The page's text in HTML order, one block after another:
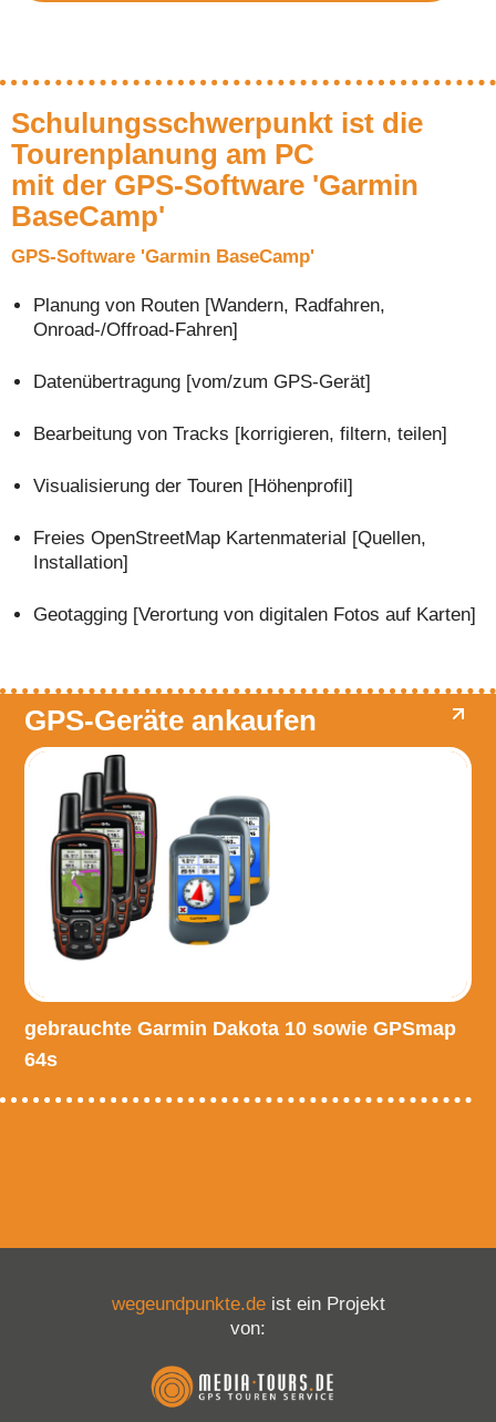
Schulungsschwerpunkt ist die
Tourenplanung am PC
mit der GPS-Software 'Garmin
BaseCamp'
GPS-Software 'Garmin BaseCamp'
Planung von Routen [Wandern, Radfahren,
Onroad-/Offroad-Fahren]
Datenübertragung [vom/zum GPS-Gerät]
Bearbeitung von Tracks [korrigieren, filtern, teilen]
Visualisierung der Touren [Höhenprofil]
Freies OpenStreetMap Kartenmaterial [Quellen,
Installation]
Geotagging [Verortung von digitalen Fotos auf Karten]
GPS-Geräte ankaufen
gebrauchte Garmin Dakota 10 sowie GPSmap
64s
wegeundpunkte.deist ein Projekt
von: